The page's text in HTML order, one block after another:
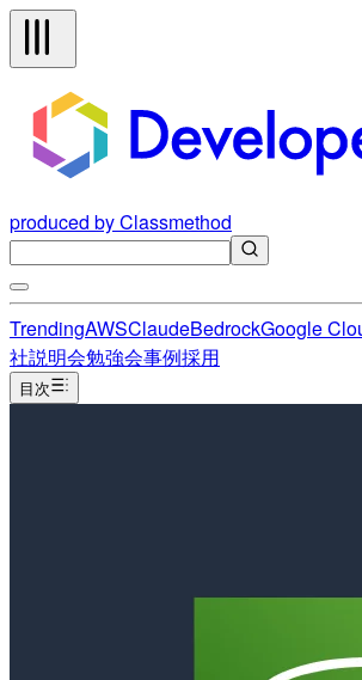
produced by Classmethod
TrendingAWSClaudeBedrockGoogle
社説明会勉強会事例採用
目次